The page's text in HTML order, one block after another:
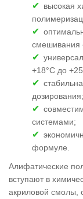
высокая
смешивания
+18°C до
дозирования;
системами;
формуле.
Алифатические
вступают в
акриловой смолы,